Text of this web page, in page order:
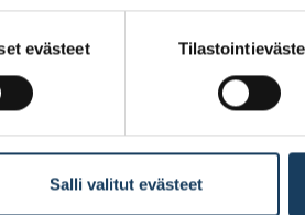
evästeet
Salli valitut evästeet
ja ylivelkaantuneiden
ilmastokasvatuksen,